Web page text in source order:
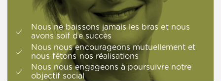
Nous ne baissons jamais les bras et nous
avons soif de succès
Nous nous encourageons mutuellement et
nous fêtons nos réalisations
Nous nous engageons à poursuivre notre
objectif social